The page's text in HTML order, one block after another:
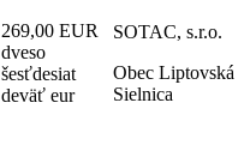
269,00 EUR
dveso
šesťdesiat
deväť eur
SOTAC, s.r.o.
Obec Liptovská
Sielnica